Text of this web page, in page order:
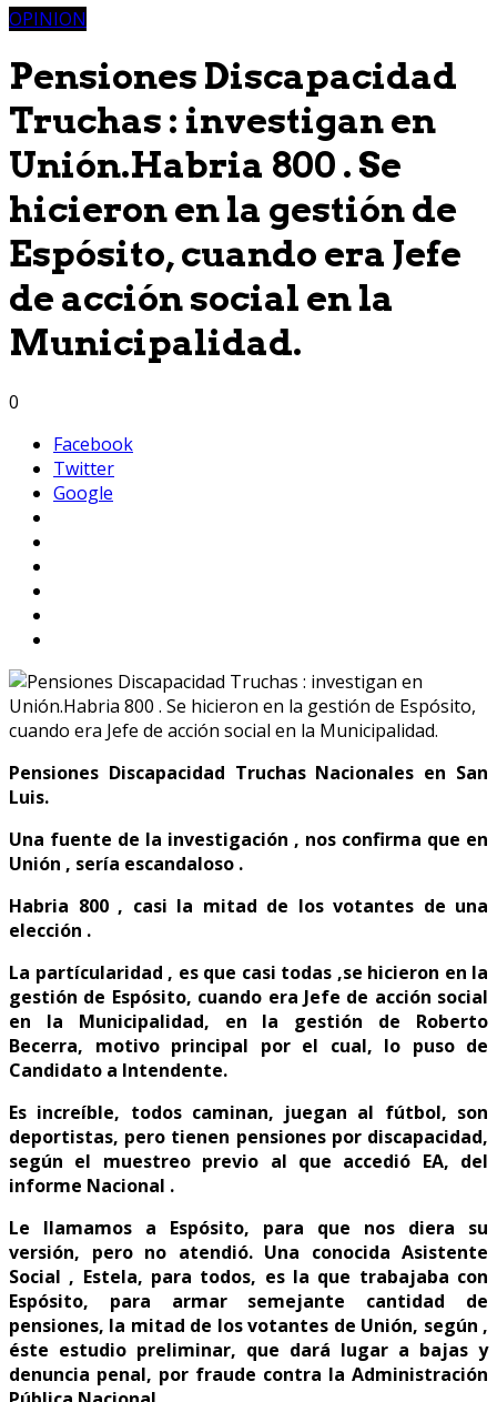
OPINION
Pensiones Discapacidad
Truchas : investigan en
Unión.Habria 800 . Se
hicieron en la gestión de
Espósito, cuando era Jefe
de acción social en la
Municipalidad.
0
Facebook
Twitter
Google
Pensiones Discapacidad Truchas Nacionales en San
Luis.
Una fuente de la investigación , nos confirma que en
Unión , sería escandaloso .
Habria 800 , casi la mitad de los votantes de una
elección .
La partícularidad , es que casi todas ,se hicieron en la
gestión de Espósito, cuando era Jefe de acción social
en la Municipalidad, en la gestión de Roberto
Becerra, motivo principal por el cual, lo puso de
Candidato a Intendente.
Es increíble, todos caminan, juegan al fútbol, son
deportistas, pero tienen pensiones por discapacidad,
según el muestreo previo al que accedió EA, del
informe Nacional .
Le llamamos a Espósito, para que nos diera su
versión, pero no atendió. Una conocida Asistente
Social , Estela, para todos, es la que trabajaba con
Espósito, para armar semejante cantidad de
pensiones, la mitad de los votantes de Unión, según ,
éste estudio preliminar, que dará lugar a bajas y
denuncia penal, por fraude contra la Administración